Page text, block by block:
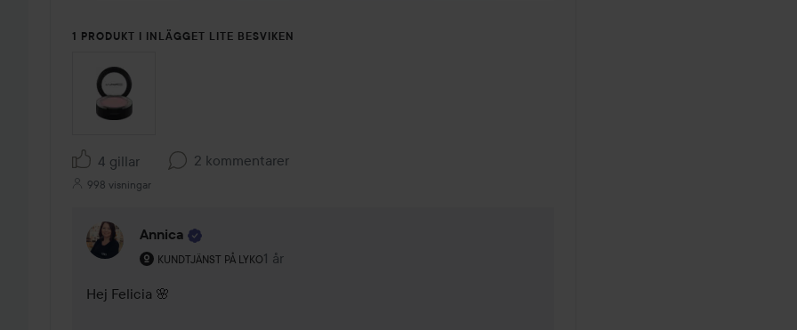
1 PRODUKT I INLÄGGET LITE BESVIKEN
4 gillar 2 kommentarer
998 visningar
Annica
KUNDTJÄNST PÅ LYKO
Användarens roll: Kundtjänst på Lyko.
1 år
Kommentaren lades 1 år
Hej Felicia 🌸